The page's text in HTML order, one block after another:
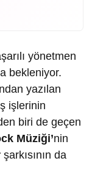
yönetmen
bekleniyor.
yazılan
işlerinin
biri de geçen
Müziği’nin
şarkısının da